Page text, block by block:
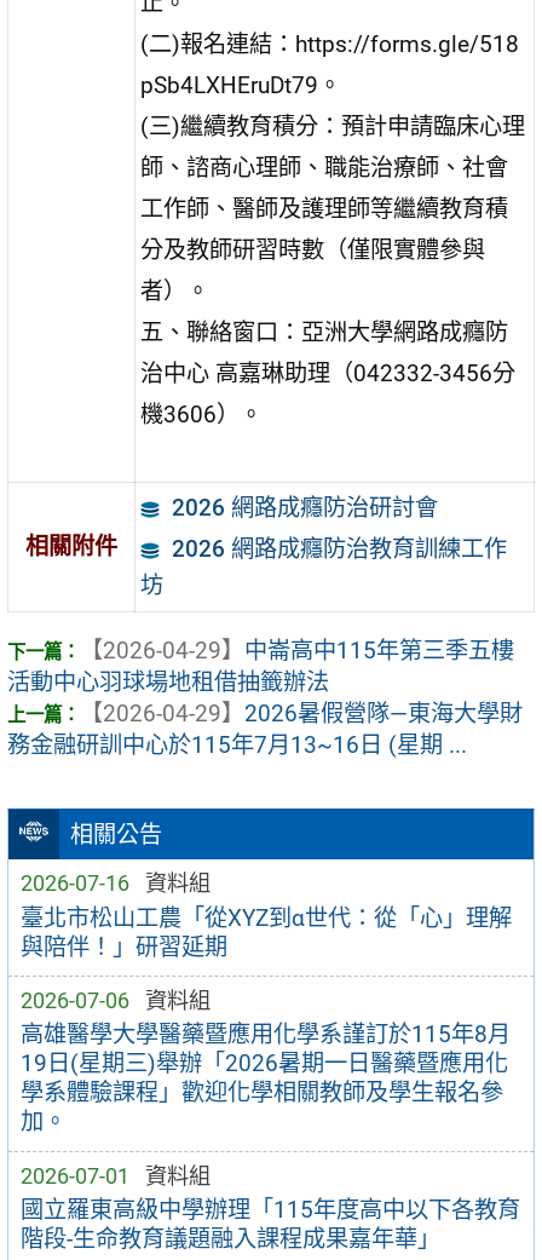
相關公告
2026-07-16 資料組
臺北市松山工農「從XYZ到α世代：從「心」理解
與陪伴！」研習延期
2026-07-06 資料組
高雄醫學大學醫藥暨應用化學系謹訂於115年8月
19日(星期三)舉辦「2026暑期一日醫藥暨應用化
學系體驗課程」歡迎化學相關教師及學生報名參
加。
2026-07-01 資料組
國立羅東高級中學辦理「115年度高中以下各教育
階段-生命教育議題融入課程成果嘉年華」
(二)報名連結：https://forms.gle/518
pSb4LXHEruDt79。
(三)繼續教育積分：預計申請臨床心理
師、諮商心理師、職能治療師、社會
工作師、醫師及護理師等繼續教育積
分及教師研習時數（僅限實體參與
者）。
五、聯絡窗口：亞洲大學網路成癮防
治中心 高嘉琳助理（042332-3456分
機3606）。
相關附件
2026 網路成癮防治研討會
2026 網路成癮防治教育訓練工作
坊
【2026-04-29】 中崙高中115年第三季五樓
活動中心羽球場地租借抽籤辦法
【2026-04-29】 2026暑假營隊—東海大學財
務金融研訓中心於115年7月13~16日 (星期 ...